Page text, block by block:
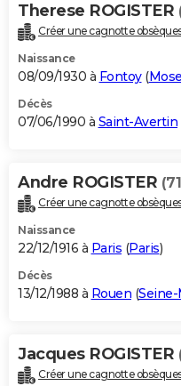
Therese ROGISTER
Créer une cagnotte
Naissance
08/09/1930 à Fontoy(
Décès
07/06/1990 à Saint-Avertin
Andre ROGISTER
Créer une cagnotte
Naissance
22/12/1916 à Paris (Paris)
Décès
13/12/1988 à Rouen (
Jacques ROGISTER
Créer une cagnotte